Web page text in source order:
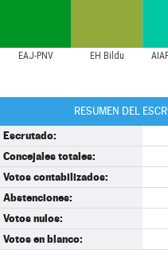
EAJ-PNV EH Bildu
RESUMEN DEL
Escrutado:
Concejales totales:
Votos contabilizados:
Abstenciones:
Votos nulos:
Votos en blanco: